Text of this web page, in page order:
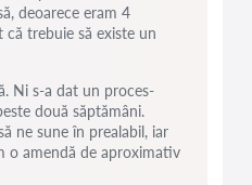
deoarece eram 4
că trebuie să existe un
Ni s-a dat un proces-
două săptămâni.
ne sune în prealabil, iar
o amendă de aproximativ